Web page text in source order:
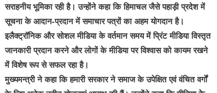
सराहनीय भूमिका रही है। उन्होंने कहा कि हिमाचल जैसे पहाड़ी प्रदेश में
सूचना के आदान-प्रदान में समाचार पत्रों का अहम योगदान है।
इलैक्ट्रॉनिक और सोशल मीडिया के वर्तमान समय में प्रिंट मीडिया विस्तृत
जानकारी प्रदान करने और लोगों के मीडिया पर विश्वास को कायम रखने
में विशेष रूप से सफल रहा है।
मुख्यमन्त्री ने कहा कि हमारी सरकार ने समाज के उपेक्षित एवं वंचित वर्गों